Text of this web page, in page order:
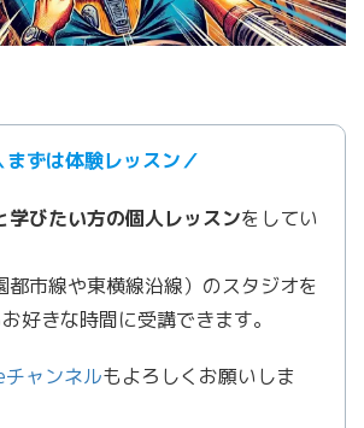
まずは体験レッスン／
学びたい方の個人レッスンをしてい
都市線や東横線沿線）のスタジオを
好きな時間に受講できます。
ャンネルもよろしくお願いしま